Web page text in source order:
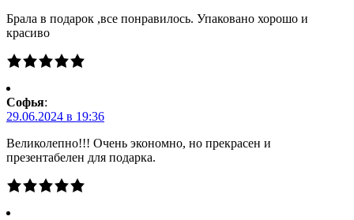
Брала в подарок ,все понравилось. Упаковано хорошо и
красиво
Софья:
29.06.2024 в 19:36
Великолепно!!! Очень экономно, но прекрасен и
презентабелен для подарка.